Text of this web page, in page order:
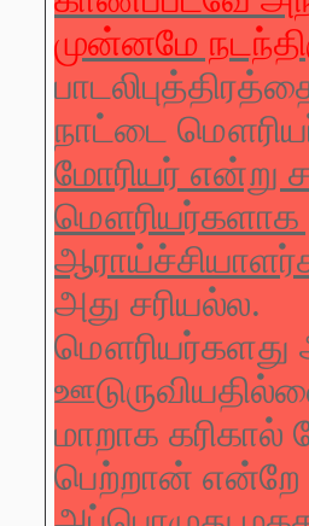
முன்னமே
நாட்டை
மோரியர் என்று
மௌரியர்களாக
அது சரியல்ல.
மௌரியர்களது
மாறாக கரிகால்
பெற்றான் என்றே